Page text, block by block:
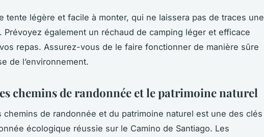
tente légère et facile à monter, qui ne laissera pas de traces une
Prévoyez également un réchaud de camping léger et efficace
repas. Assurez-vous de le faire fonctionner de manière sûre
de l’environnement.
chemins de randonnée et le patrimoine naturel
chemins de randonnée et du patrimoine naturel est une des clés
écologique réussie sur le Camino de Santiago. Les